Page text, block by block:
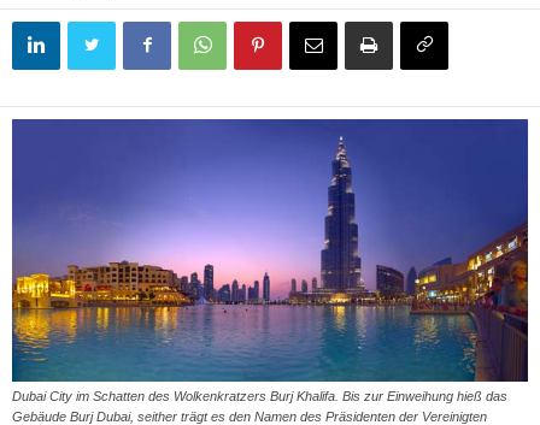
Dubai City im Schatten des Wolkenkratzers Burj Khalifa. Bis zur Einweihung hieß das
Gebäude Burj Dubai, seither trägt es den Namen des Präsidenten der Vereinigten